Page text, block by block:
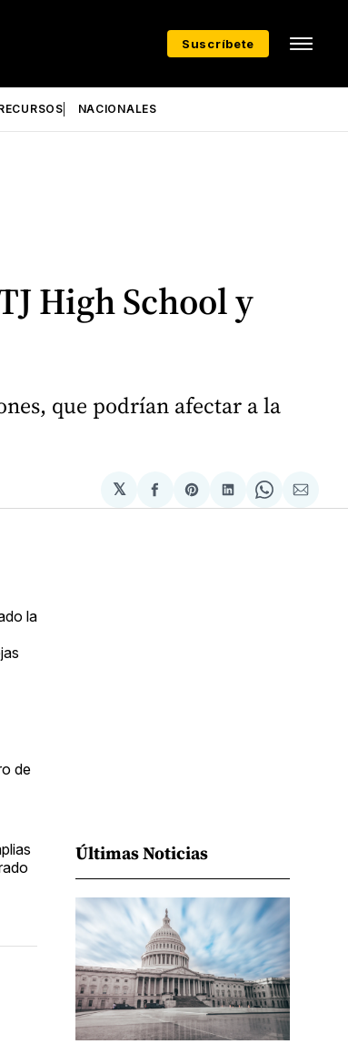
Suscríbete
NACIONALES
High School y
que podrían afectar a la
𝕏
Compartir
en
Share
on
Compartir
en
Share
on
via
la
de
Últimas Noticias